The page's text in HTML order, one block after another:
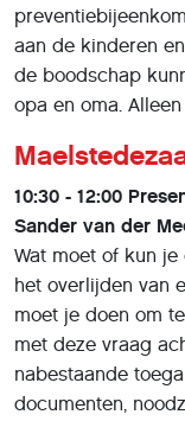
aan de kinderen
de boodschap
opa en oma.
10:30 - 12:00
Sander van der
Wat moet of kun
het overlijden van
moet je doen om
met deze vraag
nabestaande
documenten,